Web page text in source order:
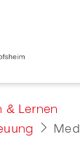
& Lernen